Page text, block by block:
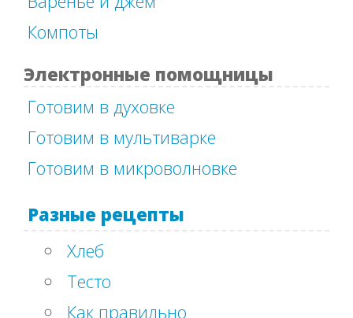
Компоты
Электронные помощницы
Готовим в духовке
Готовим в мультиварке
Готовим в микроволновке
Разные рецепты
Хлеб
Тесто
Как правильно